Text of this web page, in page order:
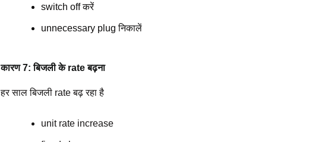
switch off करें
unnecessary plug निकालें
कारण 7: बिजली के rate बढ़ना
हर साल बिजली rate बढ़ रहा है
unit rate increase